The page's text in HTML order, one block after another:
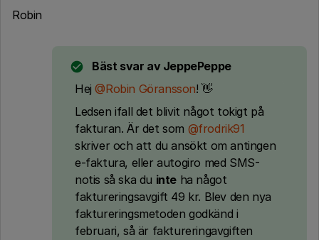
Robin
Bäst svar av JeppePeppe
Hej@Robin Göransson! 👋
Ledsen ifall det blivit något tokigt på
fakturan. Är det som @frodrik91
skriver och att du ansökt om antingen
e-faktura, eller autogiro med SMS-
notis så ska du inte ha något
faktureringsavgift 49 kr. Blev den nya
faktureringsmetoden godkänd i
februari, så är faktureringavgiften